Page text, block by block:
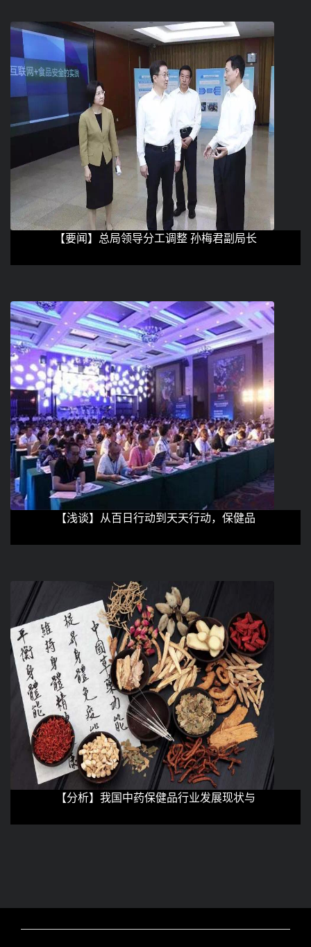
【要闻】总局领导分工调整 孙梅君副局长
【浅谈】从百日行动到天天行动，保健品
【分析】我国中药保健品行业发展现状与